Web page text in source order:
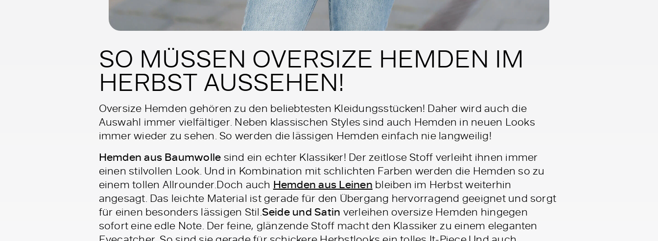
SO MÜSSEN OVERSIZE HEMDEN IM
HERBST AUSSEHEN!
Oversize Hemden gehören zu den beliebtesten Kleidungsstücken! Daher wird auch die
Auswahl immer vielfältiger. Neben klassischen Styles sind auch Hemden in neuen Looks
immer wieder zu sehen. So werden die lässigen Hemden einfach nie langweilig!
Hemden aus Baumwolle sind ein echter Klassiker! Der zeitlose Stoff verleiht ihnen immer
einen stilvollen Look. Und in Kombination mit schlichten Farben werden die Hemden so zu
einem tollen Allrounder.Doch auch Hemden aus Leinen bleiben im Herbst weiterhin
angesagt. Das leichte Material ist gerade für den Übergang hervorragend geeignet und sorgt
für einen besonders lässigen Stil. Seide und Satin verleihen oversize Hemden hingegen
sofort eine edle Note. Der feine, glänzende Stoff macht den Klassiker zu einem eleganten